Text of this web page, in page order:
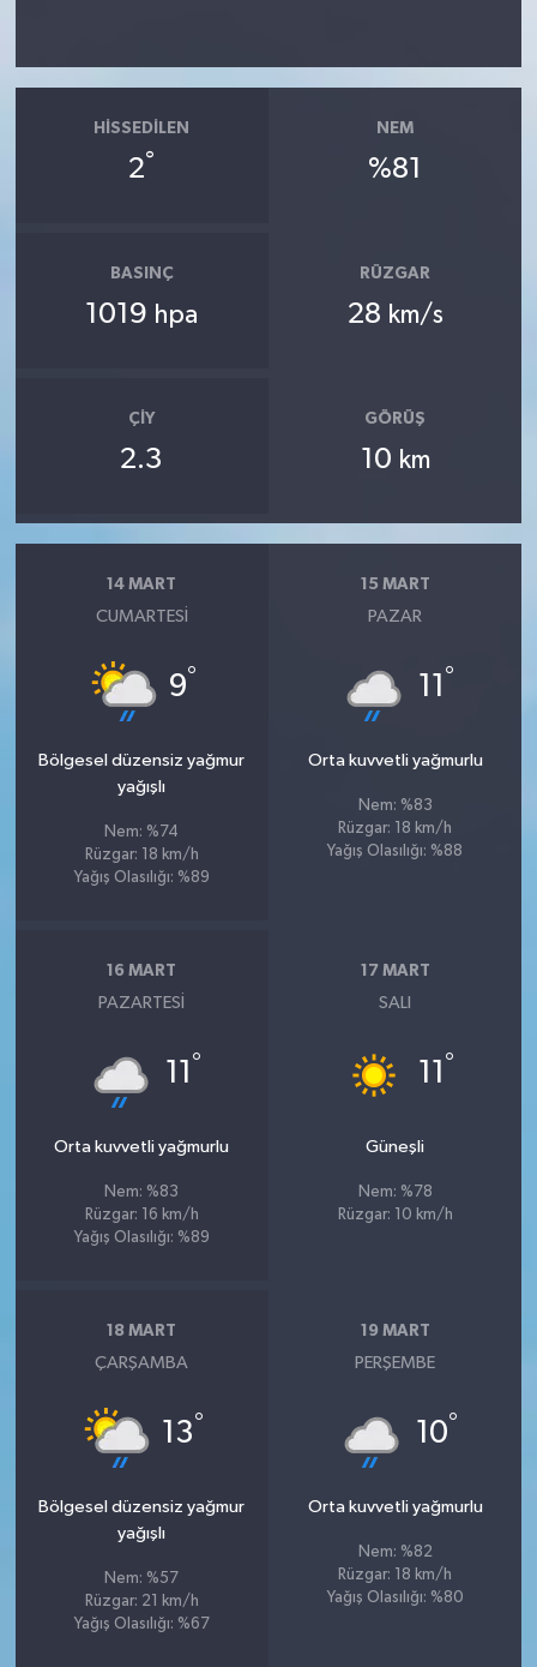
HISSEDILEN
2°
NEM
%81
BASINÇ
1019 hpa
RÜZGAR
28 km/s
ÇIY
2.3
GÖRÜŞ
10 km
14 MART
CUMARTESI
9°
Bölgesel düzensiz yağmur
yağışlı
Nem: %74
Rüzgar: 18 km/h
Yağış Olasılığı: %89
15 MART
PAZAR
11 °
Orta kuvvetli yağmurlu
Nem: %83
Rüzgar: 18 km/h
Yağış Olasılığı: %88
16 MART
PAZARTESI
11 °
Orta kuvvetli yağmurlu
Nem: %83
Rüzgar: 16 km/h
Yağış Olasılığı: %89
17 MART
SALI
11 °
Güneşli
Nem: %78
Rüzgar: 10 km/h
18 MART
ÇARŞAMBA
13°
Bölgesel düzensiz yağmur
yağışlı
Nem: %57
Rüzgar: 21 km/h
Yağış Olasılığı: %67
19 MART
PERŞEMBE
10°
Orta kuvvetli yağmurlu
Nem: %82
Rüzgar: 18 km/h
Yağış Olasılığı: %80